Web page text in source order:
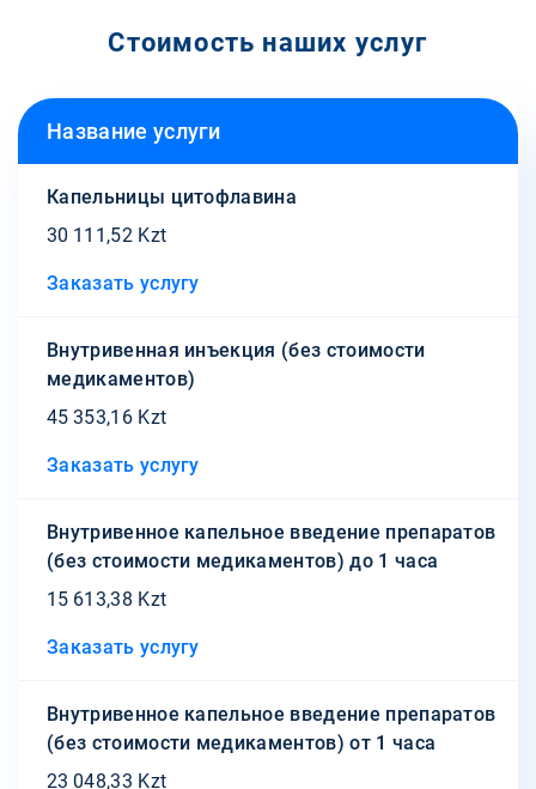
Стоимость наших услуг
Название услуги
Капельницы цитофлавина
30 111,52 Kzt
Заказать услугу
Внутривенная инъекция (без стоимости
медикаментов)
45 353,16 Kzt
Заказать услугу
Внутривенное капельное введение препаратов
(без стоимости медикаментов) до 1 часа
15 613,38 Kzt
Заказать услугу
Внутривенное капельное введение препаратов
(без стоимости медикаментов) от 1 часа
23 048,33 Kzt